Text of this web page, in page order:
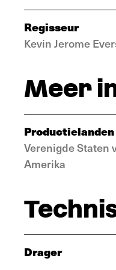
Regisseur
Kevin Jerome
Meer
Productielanden
Verenigde Staten
Amerika
Drager